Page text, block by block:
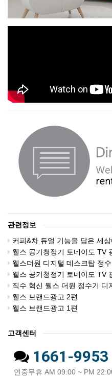
관련정보
커피&차 듀얼 기능을 담은 세
웰스 공기청정기 토네이도 TV
웰스더원 디지털 데스크탑 정
웰스 공기청정기 토네이도 TV
직수 혁신 웰스 더원 정수기 디
웰스 브랜드광고 2편
웰스 브랜드광고 1편
고객센터
1661-9953
연중무휴 AM 09:00 ~ PM